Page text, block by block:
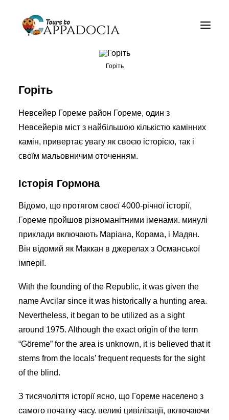
Приватні Каппадокія Tours
Пакети Каппадокія
Про
Контакти
Горіть
Горіть
Невсейер Гореме район Гореме, один з
Невсейерів міст з найбільшою кількістю камінних
камін, привертає увагу як своєю історією, так і
своїм мальовничим оточенням.
Історія Гормона
Відомо, що протягом своєї 4000-річної історії,
Гореме пройшов різноманітними іменами. минулі
приклади включають Маріана, Корама, і Мадян.
Він відомий як Маккан в джерелах з Османської
імперії.
With the founding of the Republic, it was given the
name Avcilar since it was historically a hunting area.
Nevertheless, it began to be utilized as a sight
around 1975. Although the exact origin of the term
“Göreme” for the area is unknown, it is believed that it
stems from the locals’ frequent requests for the sight
of the blind.
З тисячоліття історії ясно, що Гореме населено з
самого початку часу. великі цивілізації, включаючи